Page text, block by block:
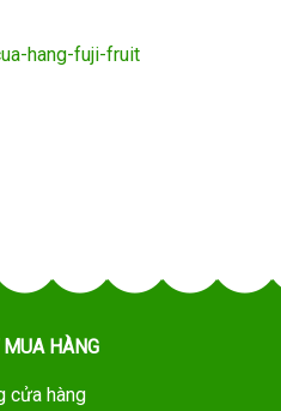
hang-fuji-fruit
MUA HÀNG
cửa hàng